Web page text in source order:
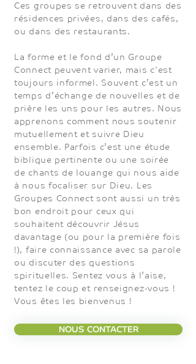
Ces groupes se retrouvent dans des
résidences privées, dans des cafés,
ou dans des restaurants.
La forme et le fond d’un Groupe
Connect peuvent varier, mais c'est
toujours informel. Souvent c’est un
temps d’échange de nouvelles et de
prière les uns pour les autres. Nous
apprenons comment nous soutenir
mutuellement et suivre Dieu
ensemble. Parfois c’est une étude
biblique pertinente ou une soirée
de chants de louange qui nous aide
à nous focaliser sur Dieu. Les
Groupes Connect sont aussi un très
bon endroit pour ceux qui
souhaitent découvrir Jésus
davantage (ou pour la première fois
!), faire connaissance avec sa parole
ou discuter des questions
spirituelles. Sentez vous à l’aise,
tentez le coup et renseignez-vous !
Vous êtes les bienvenus !
NOUS CONTACTER